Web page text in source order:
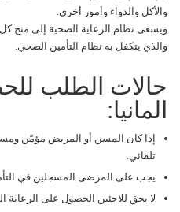
والأكل والدواء وأمور أخرى.
ويسعى نظام الرعاية الصحية إلى منح
والذي يتكفل به نظام التأمين الصحي.
حالات الطلب
المانيا:
إذا كان المسن أو المريض مؤمّن
تلقائي.
يجب على المرضى المسجلين في
لا يحق للاجئين الحصول على الرعاية